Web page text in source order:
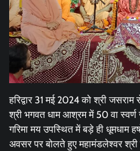
हरिद्वार 31 मई 2024 को श्री
श्री भगवत धाम आश्रम में 50 वा
गरिमा मय उपस्थित में बड़े ही धूमधाम
अवसर पर बोलते हुए महामंडलेश्वर